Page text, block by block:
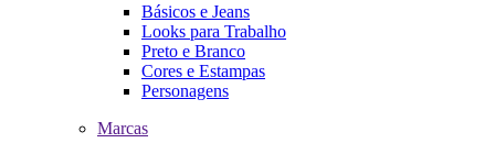
Básicos e Jeans
Looks para Trabalho
Preto e Branco
Cores e Estampas
Personagens
Marcas